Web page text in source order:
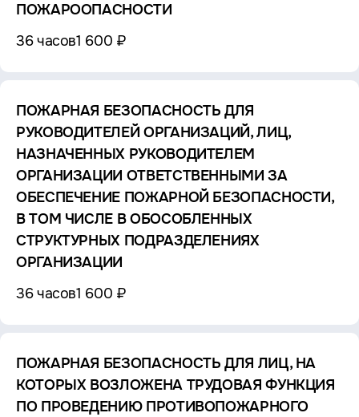
ПОЖАРООПАСНОСТИ
36 часов1 600 ₽
ПОЖАРНАЯ БЕЗОПАСНОСТЬ ДЛЯ
РУКОВОДИТЕЛЕЙ ОРГАНИЗАЦИЙ, ЛИЦ,
НАЗНАЧЕННЫХ РУКОВОДИТЕЛЕМ
ОРГАНИЗАЦИИ ОТВЕТСТВЕННЫМИ ЗА
ОБЕСПЕЧЕНИЕ ПОЖАРНОЙ БЕЗОПАСНОСТИ,
В ТОМ ЧИСЛЕ В ОБОСОБЛЕННЫХ
СТРУКТУРНЫХ ПОДРАЗДЕЛЕНИЯХ
ОРГАНИЗАЦИИ
36 часов1 600 ₽
ПОЖАРНАЯ БЕЗОПАСНОСТЬ ДЛЯ ЛИЦ, НА
КОТОРЫХ ВОЗЛОЖЕНА ТРУДОВАЯ ФУНКЦИЯ
ПО ПРОВЕДЕНИЮ ПРОТИВОПОЖАРНОГО